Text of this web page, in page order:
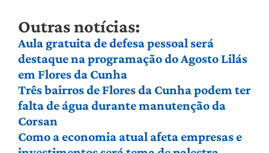
Outras notícias:
Aula gratuita de defesa pessoal será
destaque na programação do Agosto Lilás
em Flores da Cunha
Três bairros de Flores da Cunha podem ter
falta de água durante manutenção da
Corsan
Como a economia atual afeta empresas e